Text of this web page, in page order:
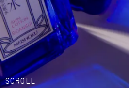
SCROLL